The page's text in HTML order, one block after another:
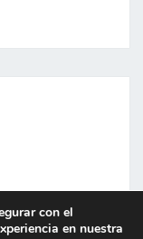
con el
en nuestra